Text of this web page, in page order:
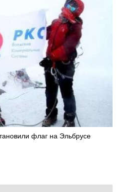
флаг на Эльбрусе